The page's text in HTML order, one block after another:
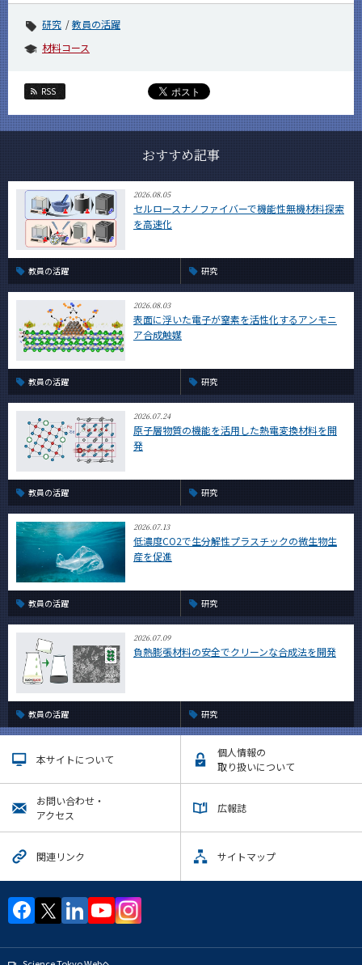
研究
教員の活躍
材料コース
RSS
おすすめ記事
2026.08.05
セルロースナノファイバーで機能性無機材料探索
を高速化
教員の活躍 研究
2026.08.03
表面に浮いた電子が窒素を活性化するアンモニ
ア合成触媒
教員の活躍 研究
2026.07.24
原子層物質の機能を活用した熱電変換材料を開
発
教員の活躍 研究
2026.07.13
低濃度CO2で生分解性プラスチックの微生物生
産を促進
教員の活躍 研究
2026.07.09
負熱膨張材料の安全でクリーンな合成法を開発
教員の活躍 研究
本サイトについて
個人情報の
取り扱いについて
お問い合わせ・
アクセス
広報誌
関連リンク サイトマップ